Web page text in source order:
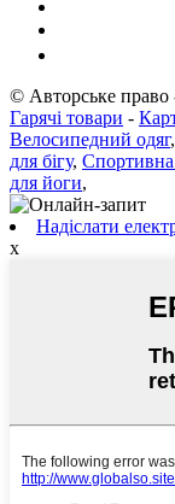
© Авторське право
Гарячі товари -
Велосипедний одяг,
для бігу, Спортивна
для йоги,
Надіслати
x